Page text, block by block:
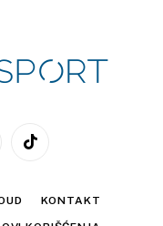
TikTok
KONTAKT